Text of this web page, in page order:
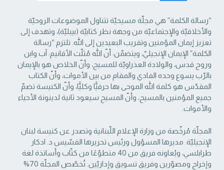
“رسالة الكلمة” هي مجلّة مسيحيّة تتناول الموضوعات الروحيّة
والأخلاقيّة والإجتماعيّة من ‏وجهة نظر كتابيّة (بيبليّة)، وتهدف إلى
تعزيز إيمان المؤمنين وتقريب البعيدين إلى الله. تلتزم “رسالة
‏الكلمة” الإيمان الإنجيليّ، ويتضمّن: أنّ الله مُثلّث الأقانيم: آب وابن
وروح قدس، والولادة العذراويّة ‏للمسيح، وأنّ الخلاص هو بالإيمان
بالرّب يسوع وحده الفادي والمقام من بين الأموات، وأنّ الكتاب
‏المقدّس هو كلمة الله الموحى بها حرفيًّا وكليًّا، وأنّ الكنيسة تضمّ
جميع المؤمنين بالمسيح، وأنّ المسيح ‏سيعود ثانية لدينونة الأحياء
والأموات. ‏
المجلّة مُرخّصة من وزارة الإعلام اللّبنانية وتصدر عن كنيسة لبنان
الإنجيليّة. مديرها المسؤول ‏ورئيس تحريرها القسّيس د. ادكار
طرابلسي، ويُعاونه فريق من 40 متطوّعًا من كتّاب وأساتذة لغة
‏وإخراج ومصوّرين وفريق تسويق وإداريّين. تُخصّص المجلّة 70%